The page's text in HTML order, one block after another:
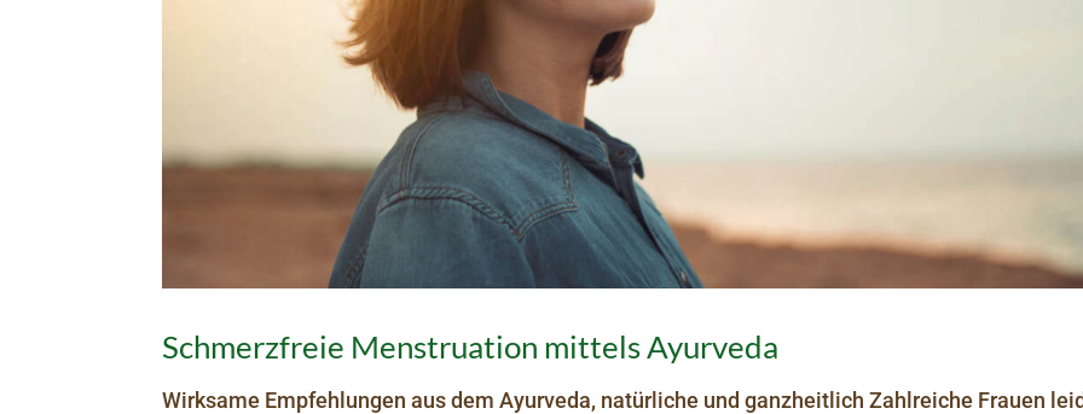
Schmerzfreie Menstruation mittels Ayurveda
Wirksame Empfehlungen aus dem Ayurveda, natürliche und ganzheitlich Zahlreiche Frauen